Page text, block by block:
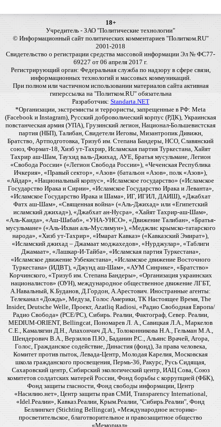
18+
Учредитель - ЗАО "Политические технологии"
© Информационный сайт политических комментариев "Политком.RU"
2001-2018
Свидетельство о регистрации средства массовой информации Эл № ФС77-
69227 от 06 апреля 2017 г.
Регистрирующий орган: Федеральная служба по надзору в сфере связи,
информационных технологий и массовых коммуникаций.
При полном или частичном использовании материалов сайта активная
гиперссылка на "Политком.RU" обязательна
Разработчик: Standarta.NET
*Организации, экстремисты и террористы, запрещенные в РФ: Meta
(Facebook и Instagram), Русский добровольческий корпус (РДК), Украинская
повстанческая армия (УПА), Грузинский легион, Национал-Большевистская
партия (НБП), Талибан, Свидетели Иеговы, Мизантропик Дивижн,
Братство, Артподготовка, Тризуб им. Степана Бандеры, НСО, Славянский
союз, Формат-18, Хизб ут-Тахрир, Исламская партия Туркестана, Хайят
Тахрир аш-Шам, Таухид валь-Джихад, АУЕ, Братья мусульмане, Легион
«Свобода России» («Легион Свобода России»), «Чеченская Республика
Ичкерия», «Правый сектор», «Азов» (батальон «Азов», полк «Азов»),
«Айдар», «Национальный корпус», «Исламское государство» («Исламское
Государство Ирака и Сирии», «Исламское Государство Ирака и Леванта»,
«Исламское Государство Ирака и Шама», ИГ, ИГИЛ, ДАИШ), «Джабхат
Фатх аш-Шам», «Священная война» («Аль-Джихад» или «Египетский
исламский джихад»), «Джабхат ан-Нусра», «Хайят Тахрир-аш-Шам»,
«Аль-Каида», «Аш-Шабаб», «УНА-УНСО», «Движение Талибан», «Братья-
мусульмане» («Аль-Ихван аль-Муслимун»), «Меджлис крымско-татарского
народа», «Хизб ут-Тахрир», «Имарат Кавказ» («Кавказский Эмират»),
«Исламский джихад – Джамаат моджахедов», «Нурджулар», «Таблиги
Джамаат», «Лашкар-И-Тайба», «Исламская партия Туркестана»,
«Исламское движение Узбекистана», «Исламское движение Восточного
Туркестана» (ИДВТ), «Джунд аш-Шам», «АУМ Синрике», «Братство»
Корчинского, «Тризуб им. Степана Бандеры», «Организация украинских
националистов» (ОУН), международное общественное движение ЛГБТ,
А.Навальный, К.Буданов, Д.Гордон, А.Арестович. Иностранные агенты:
Телеканал «Дождь», Медуза, Голос Америки, ТК Настоящее Время, The
Insider, Deutsche Welle, Проект, Azatliq Radiosi, «Радио Свободная Европа/
Радио Свобода» (PCE/PC), Сибирь. Реалии, Фактограф, Север. Реалии,
MEDIUM-ORIENT, Bellingcat, Пономарев Л. А., Савицкая Л.А., Маркелов
С.Е., Камалягин Д.Н., Апахончич Д.А., Толоконникова Н.А., Гельман М.А.,
Шендерович В.А., Верзилов П.Ю., Баданин Р.С., Альянс Врачей, Агора,
Голос, Гражданское содействие, Династия (фонд), За права человека,
Комитет против пыток, Левада-Центр, Молодая Карелия, Московская
школа гражданского просвещения, Пермь-36, Ракурс, Русь Сидящая,
Сахаровский центр, Сибирский экологический центр, ИАЦ Сова, Союз
комитетов солдатских матерей России, Фонд борьбы с коррупцией (ФБК),
Фонд защиты гласности, Фонд свободы информации, Центр
«Насилию.нет», Центр защиты прав СМИ, Transparency International,
«Idel.Реалии», Кавказ.Реалии, Крым.Реалии, "Сибирь.Реалии", Фонд
Беллингкет (Stichting Bellingcat), «Международное историко-
просветительское, благотворительное и правозащитное общество
«Мемориал».